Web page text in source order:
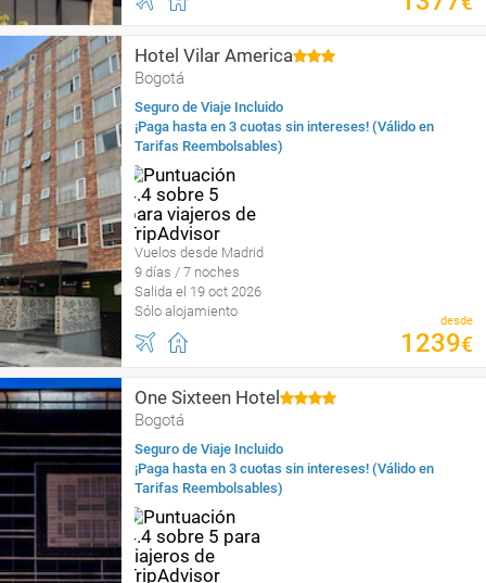
Hotel Vilar America
Bogotá
Seguro de Viaje Incluido
¡Paga hasta en 3 cuotas sin intereses! (Válido en
Tarifas Reembolsables)
Vuelos desde Madrid
9 días / 7 noches
Salida el 19 oct 2026
Sólo alojamiento
desde
1239€
One Sixteen Hotel
Bogotá
Seguro de Viaje Incluido
¡Paga hasta en 3 cuotas sin intereses! (Válido en
Tarifas Reembolsables)